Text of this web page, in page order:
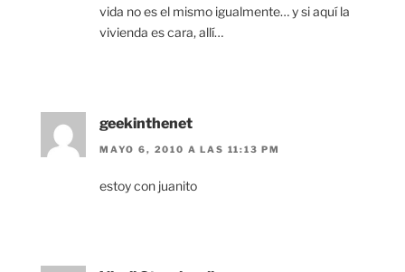
vida no es el mismo igualmente… y si aquí la
vivienda es cara, allí…
geekinthenet
MAYO 6, 2010 A LAS 11:13 PM
estoy con juanito